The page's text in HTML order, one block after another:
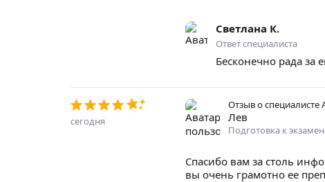
Светлана К.
Ответ специалиста
Бесконечно рада за
сегодня
Отзыв о специалисте
Лев
Подготовка к
Спасибо вам за столь
вы очень грамотно ее